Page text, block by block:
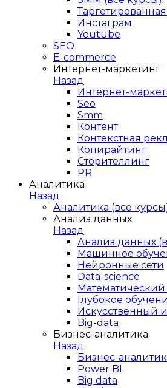
Инстаграм
Youtube
SEO
E-сommerce
Интернет-маркетинг
Назад
Интернет-
Seo
Smm
Контент
Контекстная
Копирайтинг
Сторителлинг
PR
Аналитика
Назад
Аналитика (все
Анализ данных
Назад
Анализ данных
Машинное
Нейронные сети
Data-science
Математический
Глубокое
Искусственный
Big-data
Бизнес-аналитика
Назад
Бизнес-
Power BI
Big data